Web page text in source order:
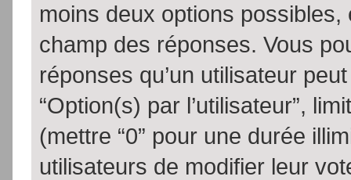
moins deux options
champ des réponses. Vous
réponses qu’un utilisateur
“Option(s) par l’utilisateur”,
(mettre “0” pour une durée
utilisateurs de modifier leur